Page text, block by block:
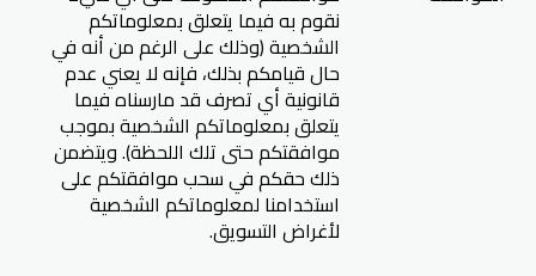
نقوم به فيما يتعلق بمعلوماتكم
الشخصية (وذلك على الرغم من أنه في
حال قيامكم بذلك، فإنه لا يعني عدم
قانونية أي تصرف قد مارسناه فيما
يتعلق بمعلوماتكم الشخصية بموجب
موافقتكم حتى تلك اللحظة). ويتضمن
ذلك حقكم في سحب موافقتكم على
استخدامنا لمعلوماتكم الشخصية
لأغراض التسويق.